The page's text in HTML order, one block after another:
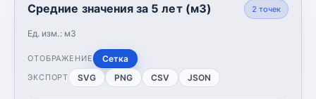
Средние значения за 5 лет (м3)
Ед. изм.: м3
2 точек
ОТОБРАЖЕНИЕ Сетка
ЭКСПОРТ SVG PNG CSV JSON